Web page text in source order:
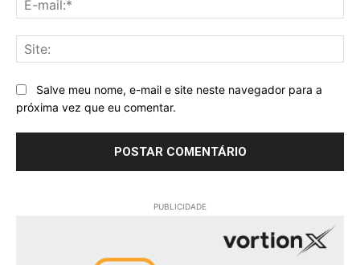
Salve meu nome, e-mail e site neste navegador para a
próxima vez que eu comentar.
PUBLICIDADE